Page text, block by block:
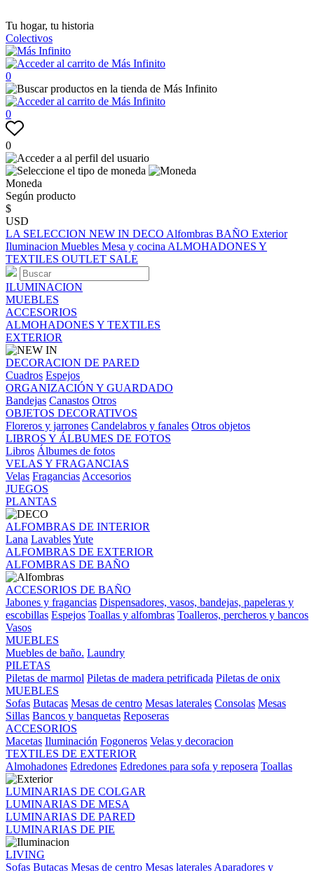
Tu hogar, tu historia
Colectivos
0
0
0
Moneda
Según producto
$
USD
LA SELECCION NEW IN DECO Alfombras BAÑO Exterior
Iluminacion Muebles Mesa y cocina ALMOHADONES Y
TEXTILES OUTLET SALE
ILUMINACION
MUEBLES
ACCESORIOS
ALMOHADONES Y TEXTILES
EXTERIOR
DECORACION DE PARED
Cuadros Espejos
ORGANIZACIÓN Y GUARDADO
Bandejas Canastos Otros
OBJETOS DECORATIVOS
Floreros y jarrones Candelabros y fanales Otros objetos
LIBROS Y ÁLBUMES DE FOTOS
Libros Álbumes de fotos
VELAS Y FRAGANCIAS
Velas Fragancias Accesorios
JUEGOS
PLANTAS
ALFOMBRAS DE INTERIOR
Lana LavablesYute
ALFOMBRAS DE EXTERIOR
ALFOMBRAS DE BAÑO
ACCESORIOS DE BAÑO
Jabones y fragancias Dispensadores, vasos, bandejas, papeleras y
escobillas Espejos Toallas y alfombras Toalleros, percheros y bancos
Vasos
MUEBLES
Muebles de baño. Laundry
PILETAS
Piletas de marmol Piletas de madera petrificada Piletas de onix
MUEBLES
Sofas Butacas Mesas de centro Mesas laterales Consolas Mesas
Sillas Bancos y banquetas Reposeras
ACCESORIOS
Macetas Iluminación Fogoneros Velas y decoracion
TEXTILES DE EXTERIOR
Almohadones Edredones Edredones para sofa y reposera Toallas
LUMINARIAS DE COLGAR
LUMINARIAS DE MESA
LUMINARIAS DE PARED
LUMINARIAS DE PIE
LIVING
Sofas Butacas Mesas de centro Mesas laterales Aparadores y